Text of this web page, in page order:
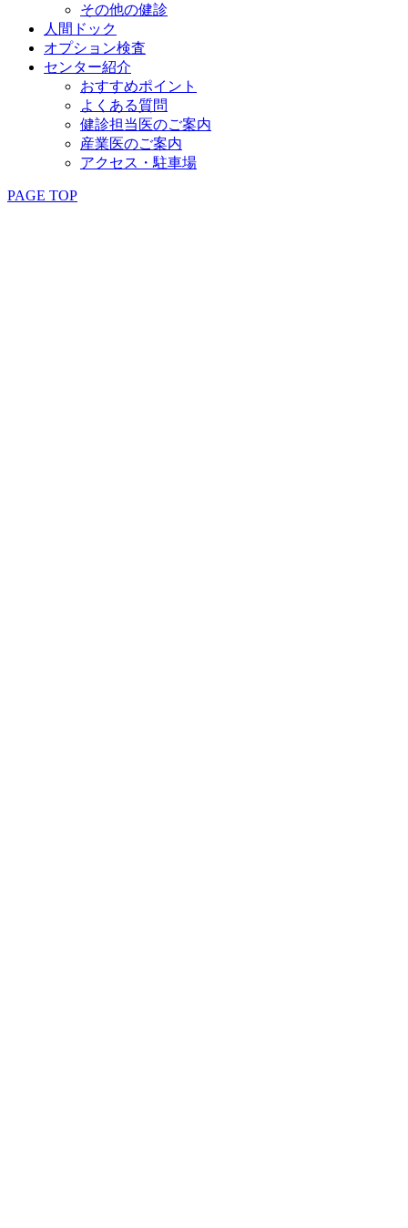
その他の健診
人間ドック
オプション検査
センター紹介
おすすめポイント
よくある質問
健診担当医のご案内
産業医のご案内
アクセス・駐車場
PAGE TOP